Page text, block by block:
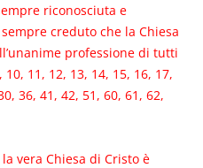
riconosciuta e
creduto che la Chiesa
professione di tutti
10, 11, 12, 13, 14, 15, 16, 17,
36, 41, 42, 51, 60, 61, 62,
vera Chiesa di Cristo è